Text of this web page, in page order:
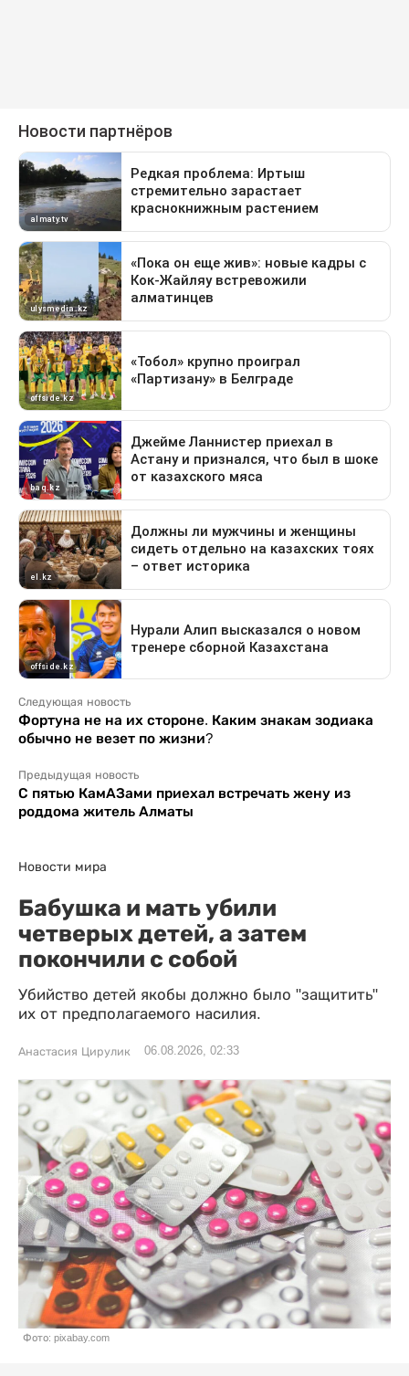
Следующая новость
Фортуна не на их стороне. Каким знакам зодиака
обычно не везет по жизни?
Предыдущая новость
С пятью КамАЗами приехал встречать жену из
роддома житель Алматы
Новости мира
Бабушка и мать убили
четверых детей, а затем
покончили с собой
Убийство детей якобы должно было "защитить"
их от предполагаемого насилия.
Анастасия Цирулик 06.08.2026, 02:33
Фото: pixabay.com